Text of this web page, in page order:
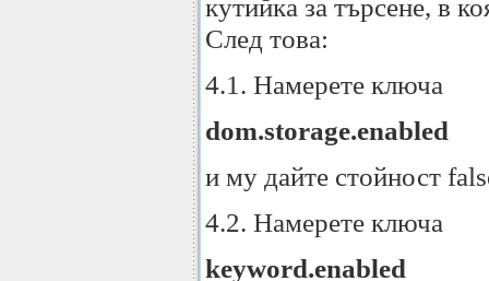
кутийка за търсене, в
След това:
4.1. Намерете ключа
dom.storage.enabled
и му дайте стойност
4.2. Намерете ключа
keyword.enabled